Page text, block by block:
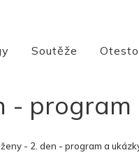
Soutěže
- program
- 2. den - program a